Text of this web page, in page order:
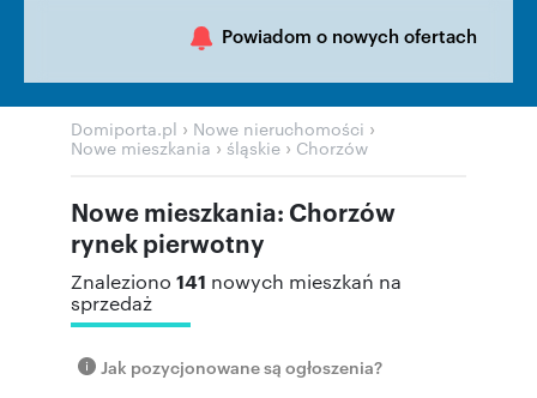
Powiadom o nowych ofertach
Domiporta.pl › Nowe nieruchomości ›
Nowe mieszkania › śląskie › Chorzów
Nowe mieszkania: Chorzów
rynek pierwotny
Znaleziono 141 nowych mieszkań na
sprzedaż
Jak pozycjonowane są ogłoszenia?